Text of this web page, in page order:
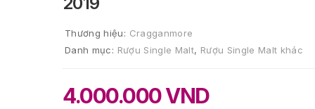
Thương hiệu: Cragganmore
Danh mục: Rượu Single Malt, Rượu Single Malt khác
4.000.000VND